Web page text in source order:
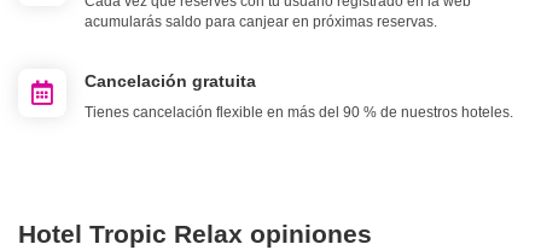
acumularás saldo para canjear en próximas reservas.
Cancelación gratuita
Tienes cancelación flexible en más del 90 % de nuestros hoteles.
Hotel Tropic Relax opiniones